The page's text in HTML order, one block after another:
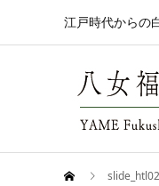
江戸時代からの
slide_htl02